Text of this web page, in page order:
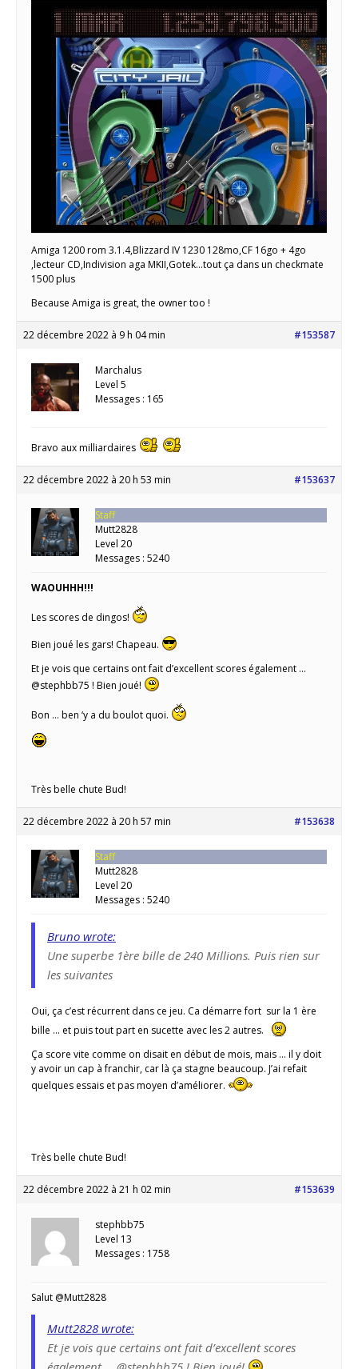
Amiga 1200 rom 3.1.4,Blizzard IV 1230 128mo,CF 16go + 4go
,lecteur CD,Indivision aga MKII,Gotek...tout ça dans un checkmate
1500 plus
Because Amiga is great, the owner too !
22 décembre 2022 à 9 h 04 min #153587
Marchalus
Level 5
Messages : 165
Bravo aux milliardaires
22 décembre 2022 à 20 h 53 min #153637
Staff
Mutt2828
Level 20
Messages : 5240
WAOUHHH!!!
Les scores de dingos!
Bien joué les gars! Chapeau.
Et je vois que certains ont fait d’excellent scores également …
@stephbb75 ! Bien joué!
Bon … ben ‘y a du boulot quoi.
Très belle chute Bud!
22 décembre 2022 à 20 h 57 min #153638
Staff
Mutt2828
Level 20
Messages : 5240
Bruno wrote:
Une superbe 1ère bille de 240 Millions. Puis rien sur
les suivantes
Oui, ça c’est récurrent dans ce jeu. Ca démarre fort sur la 1 ère
bille … et puis tout part en sucette avec les 2 autres.
Ça score vite comme on disait en début de mois, mais … il y doit
y avoir un cap à franchir, car là ça stagne beaucoup. J’ai refait
quelques essais et pas moyen d’améliorer.
Très belle chute Bud!
22 décembre 2022 à 21 h 02 min #153639
stephbb75
Level 13
Messages : 1758
Salut @Mutt2828
Mutt2828 wrote:
Et je vois que certains ont fait d’excellent scores